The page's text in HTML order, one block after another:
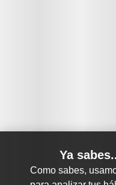
Ya
Como sabes,